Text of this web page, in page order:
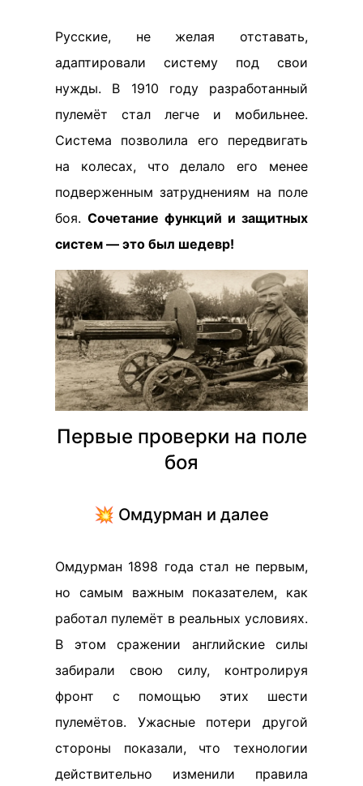
Русские, не желая отставать,
адаптировали систему под свои
нужды. В 1910 году разработанный
пулемёт стал легче и мобильнее.
Система позволила его передвигать
на колесах, что делало его менее
подверженным затруднениям на поле
боя. Сочетание функций и защитных
систем — это был шедевр!
Первые проверки на поле
боя
💥 Омдурман и далее
Омдурман 1898 года стал не первым,
но самым важным показателем, как
работал пулемёт в реальных условиях.
В этом сражении английские силы
забирали свою силу, контролируя
фронт с помощью этих шести
пулемётов. Ужасные потери другой
стороны показали, что технологии
действительно изменили правила